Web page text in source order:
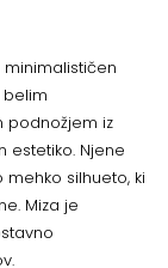
belim
podnožjem iz
estetiko. Njene
silhueto, ki
Miza je